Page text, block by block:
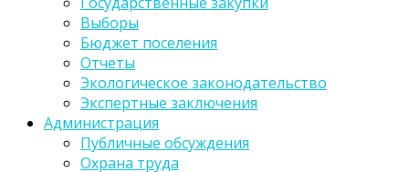
Выборы
Бюджет поселения
Отчеты
Экологическое законодательство
Экспертные заключения
Администрация
Публичные обсуждения
Охрана труда